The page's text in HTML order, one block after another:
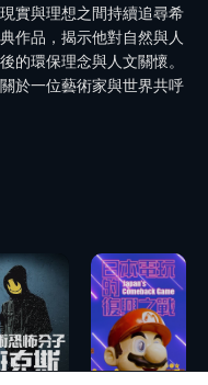
實與理想之間持續追尋希
作品，揭示他對自然與人
的環保理念與人文關懷。
於一位藝術家與世界共呼
播
放
播
放